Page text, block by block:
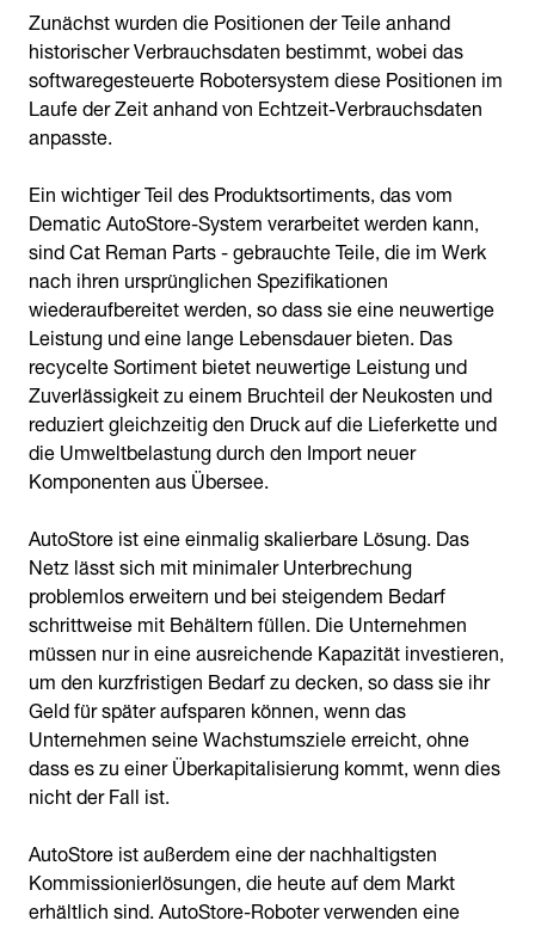
Zunächst wurden die Positionen der Teile anhand
historischer Verbrauchsdaten bestimmt, wobei das
softwaregesteuerte Robotersystem diese Positionen im
Laufe der Zeit anhand von Echtzeit-Verbrauchsdaten
anpasste.
Ein wichtiger Teil des Produktsortiments, das vom
Dematic AutoStore-System verarbeitet werden kann,
sind Cat Reman Parts - gebrauchte Teile, die im Werk
nach ihren ursprünglichen Spezifikationen
wiederaufbereitet werden, so dass sie eine neuwertige
Leistung und eine lange Lebensdauer bieten. Das
recycelte Sortiment bietet neuwertige Leistung und
Zuverlässigkeit zu einem Bruchteil der Neukosten und
reduziert gleichzeitig den Druck auf die Lieferkette und
die Umweltbelastung durch den Import neuer
Komponenten aus Übersee.
AutoStore ist eine einmalig skalierbare Lösung. Das
Netz lässt sich mit minimaler Unterbrechung
problemlos erweitern und bei steigendem Bedarf
schrittweise mit Behältern füllen. Die Unternehmen
müssen nur in eine ausreichende Kapazität investieren,
um den kurzfristigen Bedarf zu decken, so dass sie ihr
Geld für später aufsparen können, wenn das
Unternehmen seine Wachstumsziele erreicht, ohne
dass es zu einer Überkapitalisierung kommt, wenn dies
nicht der Fall ist.
AutoStore ist außerdem eine der nachhaltigsten
Kommissionierlösungen, die heute auf dem Markt
erhältlich sind. AutoStore-Roboter verwenden eine